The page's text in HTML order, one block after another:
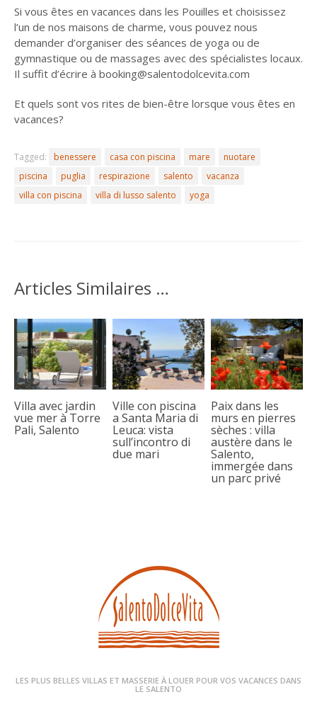
Si vous êtes en vacances dans les Pouilles et choisissez
l’un de nos maisons de charme, vous pouvez nous
demander d’organiser des séances de yoga ou de
gymnastique ou de massages avec des spécialistes locaux.
Il suffit d’écrire à booking@salentodolcevita.com
Et quels sont vos rites de bien-être lorsque vous êtes en
vacances?
Tagged: benessere casa con piscina mare
nuotare
piscina
puglia respirazione salento
vacanza
villa con piscina
villa di lusso salento yoga
Articles Similaires …
Villa avec jardin
vue mer à Torre
Pali, Salento
Ville con piscina
a Santa Maria di
Leuca: vista
sull’incontro di
due mari
Paix dans les
murs en pierres
sèches : villa
austère dans le
Salento,
immergée dans
un parc privé
LES PLUS BELLES VILLAS ET MASSERIE À LOUER POUR VOS VACANCES DANS
LE SALENTO